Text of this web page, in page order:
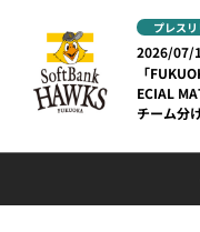
プレス
2026/07/
「
ECIAL
チーム分